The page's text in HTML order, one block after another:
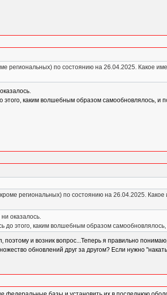
региональных) по состоянию на 26.04.2025. Какое
этого, каким волшебным образом самообновлялось, и
региональных) по состоянию на 26.04.2025.
оказалось.
до этого, каким волшебным образом
поэтому и возник вопрос...Теперь я правильно
обновлений друг за другом? Если нужно